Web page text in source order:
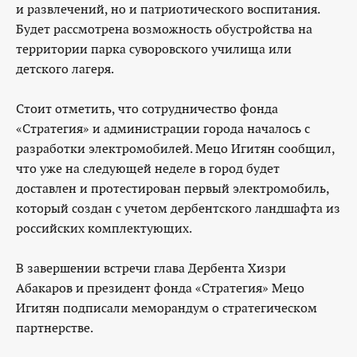
и развлечений, но и патриотического воспитания.
Будет рассмотрена возможность обустройства на
территории парка суворовского училища или
детского лагеря.
Стоит отметить, что сотрудничество фонда
«Стратегия» и администрации города началось с
разработки электромобилей. Мецо Игитян сообщил,
что уже на следующей неделе в город будет
доставлен и протестирован первый электромобиль,
который создан с учетом дербентского ландшафта из
российских комплектующих.
В завершении встречи глава Дербента Хизри
Абакаров и президент фонда «Стратегия» Мецо
Игитян подписали меморандум о стратегическом
партнерстве.